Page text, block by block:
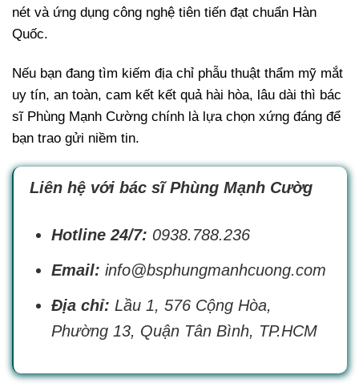
nét và ứng dụng công nghệ tiên tiến đạt chuẩn Hàn
Quốc.
Nếu bạn đang tìm kiếm địa chỉ phẫu thuật thẩm mỹ mắt
uy tín, an toàn, cam kết kết quả hài hòa, lâu dài thì bác
sĩ Phùng Mạnh Cường chính là lựa chọn xứng đáng để
bạn trao gửi niềm tin.
Liên hệ với bác sĩ Phùng Mạnh Cườg
Hotline 24/7: 0938.788.236
Email: info@bsphungmanhcuong.com
Địa chỉ: Lầu 1, 576 Cộng Hòa,
Phường 13, Quận Tân Bình, TP.HCM